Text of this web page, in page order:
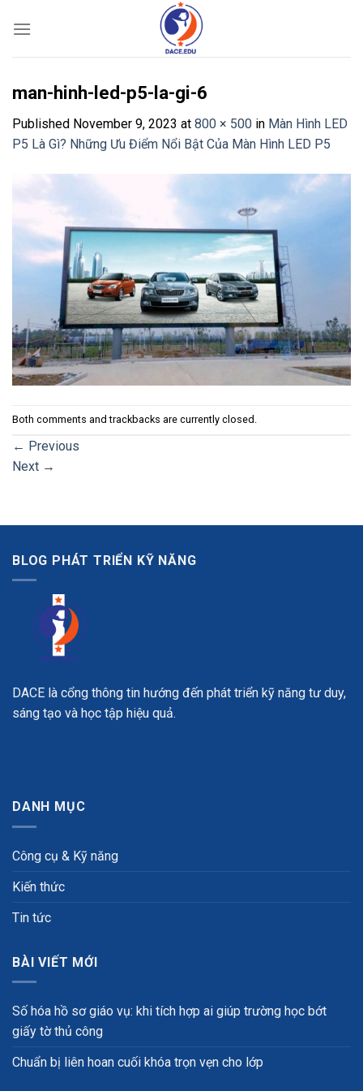
man-hinh-led-p5-la-gi-6
Published November 9, 2023 at 800 × 500 in Màn Hình LED
P5 Là Gì? Những Ưu Điểm Nổi Bật Của Màn Hình LED P5
Both comments and trackbacks are currently closed.
← Previous
Next →
BLOG PHÁT TRIỂN KỸ NĂNG
DACE là cổng thông tin hướng đến phát triển kỹ năng tư duy,
sáng tạo và học tập hiệu quả.
DANH MỤC
Công cụ & Kỹ năng
Kiến thức
Tin tức
BÀI VIẾT MỚI
Số hóa hồ sơ giáo vụ: khi tích hợp ai giúp trường học bớt
giấy tờ thủ công
Chuẩn bị liên hoan cuối khóa trọn vẹn cho lớp